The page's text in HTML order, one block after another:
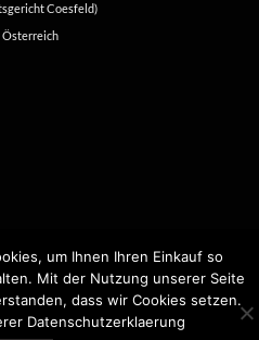
Coesfeld)
Österreich
© Die zwei Kapitäne
um Ihnen Ihren Einkauf so
Mit der Nutzung unserer Seite
dass wir Cookies setzen.
Datenschutzerklaerung